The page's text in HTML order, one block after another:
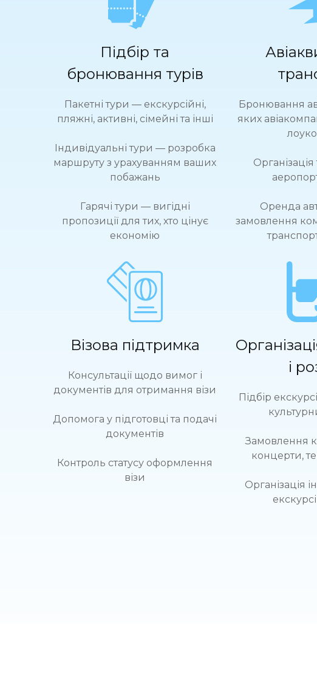
Підбір та
бронювання турів
Пакетні тури — екскурсійні,
пляжні, активні, сімейні та інші
Індивідуальні тури — розробка
маршруту з урахуванням ваших
побажань
Гарячі тури — вигідні
пропозиції для тих, хто цінує
економію
Бронювання
яких
Оренда
замовлення
Візова підтримка
Консультації щодо вимог і
документів для отримання візи
Допомога у підготовці та подачі
документів
Контроль статусу оформлення
візи
і
Підбір
Замовлення
концерти,
Організація